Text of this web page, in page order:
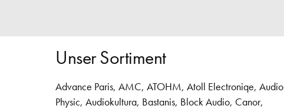
Unser Sortiment
Advance Paris, AMC, ATOHM, Atoll Electroniqe, Audio
Physic, Audiokultura, Bastanis, Block Audio, Canor,